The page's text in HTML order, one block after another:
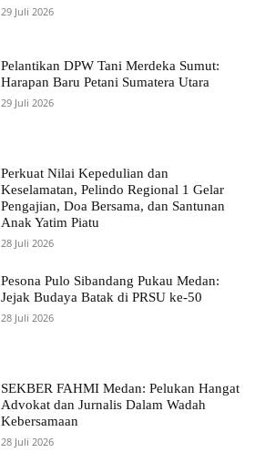
29 Juli 2026
Pelantikan DPW Tani Merdeka Sumut:
Harapan Baru Petani Sumatera Utara
29 Juli 2026
Perkuat Nilai Kepedulian dan
Keselamatan, Pelindo Regional 1 Gelar
Pengajian, Doa Bersama, dan Santunan
Anak Yatim Piatu
28 Juli 2026
Pesona Pulo Sibandang Pukau Medan:
Jejak Budaya Batak di PRSU ke-50
28 Juli 2026
SEKBER FAHMI Medan: Pelukan Hangat
Advokat dan Jurnalis Dalam Wadah
Kebersamaan
28 Juli 2026